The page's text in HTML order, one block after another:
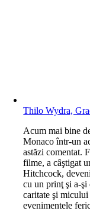
Thilo Wydra,
Acum mai bine
Monaco într-un
astăzi comentat.
filme, a câştigat
Hitchcock,
cu un prinţ şi a-şi
caritate şi
evenimentele